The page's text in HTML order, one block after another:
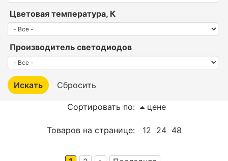
Цветовая температура, К
Производитель светодиодов
Сортировать по: цене
Товаров на странице: 12 24 48